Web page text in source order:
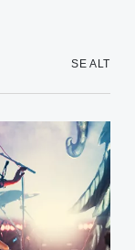
SE ALT